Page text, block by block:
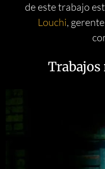
de este trabajo
Louchi,
Trabajos